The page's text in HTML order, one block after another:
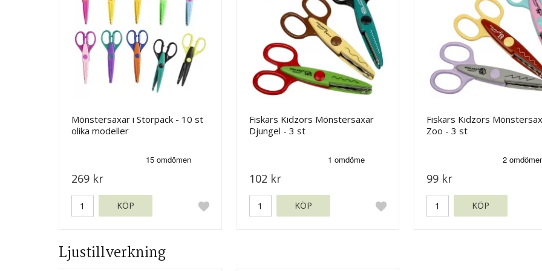
Mönstersaxar i Storpack - 10 st
olika modeller
269 kr
KÖP
Fiskars Kidzors Mönstersaxar
Djungel - 3 st
102 kr
KÖP
Fiskars Kidzors
Zoo - 3 st
99 kr
KÖP
Ljustillverkning